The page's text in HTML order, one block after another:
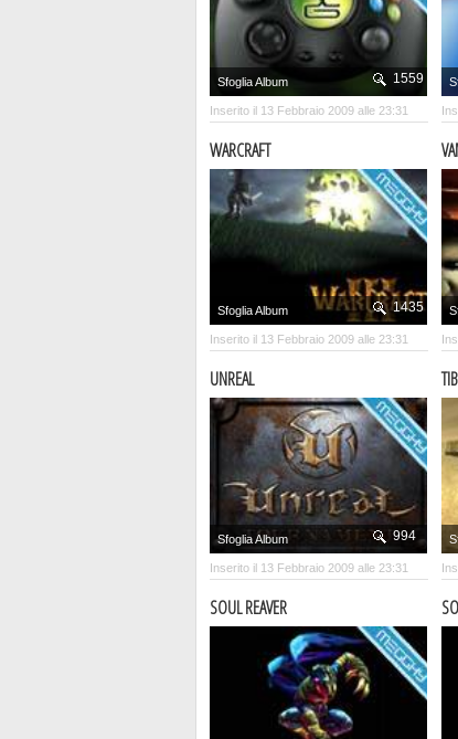
1559
Sfoglia Album
Inserito il 13 Febbraio 2009 alle 23:31
1435
WARCRAFT
Sfoglia Album
Inserito il 13 Febbraio 2009 alle 23:31
994
UNREAL
Sfoglia Album
Inserito il 13 Febbraio 2009 alle 23:31
SOUL REAVER